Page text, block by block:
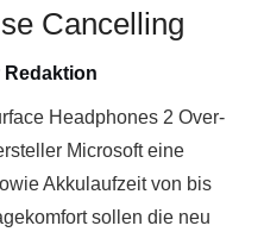
Cancelling
Redaktion
Headphones 2 Over-
Microsoft eine
Akkulaufzeit von bis
sollen die neu